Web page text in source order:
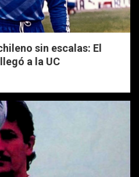
sin escalas: El
a la UC